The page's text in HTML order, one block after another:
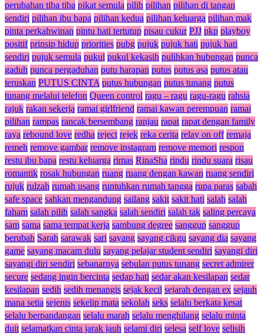
perubahan tiba tiba pikat semula pilih pilihan pilihan di tangan
sendiri pilihan ibu bapa pilihan kedua pilihan keluarga pilihan mak
pinta perkahwinan pintu hati tertutup pisau cukur PJJ pkp playboy
positif prinsip hidup priorities pubg pujuk pujuk hati pujuk hati
sendiri pujuk semula pukul pukul kekasih pulihkan hubungan punca
gaduh punca pergaduhan putu harapan putus putus asa putus atau
teruskan PUTUS CINTA putus hubungan putus tunang putus
tunang melalui telefon Queen control ragu – ragu ragu-ragu rahsia
rajuk rakan sekerja ramai girlfriend ramai kawan perempuan ramai
pilihan rampas rancak bersembang ranjau rapat rapat dengan family
raya rebound love redha reject rejek reka cerita relay on off remaja
remeh remove gambar remove instagram remove memori respon
restu ibu bapa restu keluarga rimas RinaSha rindu rindu suara risau
romantik rosak hubungan ruang ruang dengan kawan ruang sendiri
rujuk rulzah rumah usang runtuhkan rumah tangga rupa paras sabah
safe space sahkan mengandung sailang sakit sakit hati salah salah
faham salah pilih salah sangka salah sendiri salah tak saling percaya
sam sama sama tempat kerja sambung degree sanggup sanggup
berubah Sarah sarawak sari sayang sayang cikgu sayang dia sayang
game sayang macam dulu sayang pelajar student sendiri sayangi diri
sayangi diri sendiri sebanarnya sebulan putus tunang secret admirer
secure sedang ingin bercinta sedap hati sedar akan kesilapan sedar
kesilapan sedih sedih menangis sejak kecil sejarah dengan ex sejauh
mana setia sejenis sekelip mata sekolah seks selalu berkata kesat
selalu berpandangan selalu marah selalu menghilang selalu minta
duit selamatkan cinta jarak jauh selami diri selesa self love selisih